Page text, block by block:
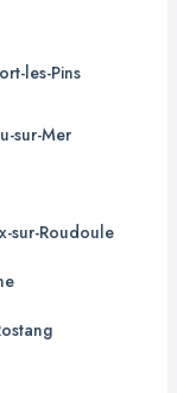
les-Pins
sur-Mer
sur-Roudoule